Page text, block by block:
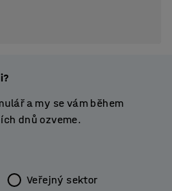
a my se vám během
dnů ozveme.
Veřejný sektor